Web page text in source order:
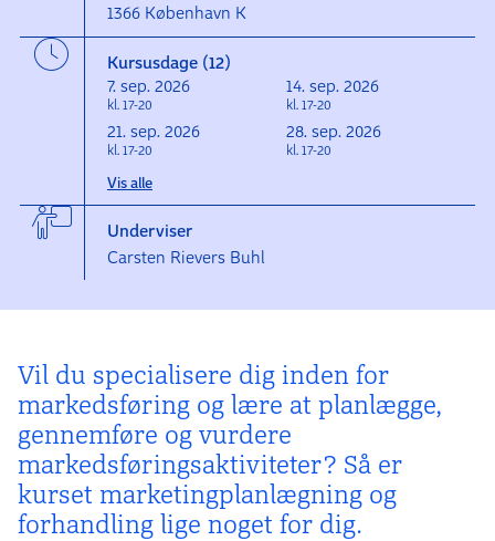
1366 København K
Kursusdage (12)
7. sep. 2026
kl. 17-20
14. sep. 2026
kl. 17-20
21. sep. 2026
kl. 17-20
28. sep. 2026
kl. 17-20
Vis alle
Underviser
Carsten Rievers Buhl
Vil du specialisere dig inden for
markedsføring og lære at planlægge,
gennemføre og vurdere
markedsføringsaktiviteter? Så er
kurset marketingplanlægning og
forhandling lige noget for dig.